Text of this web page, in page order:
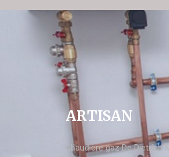
ARTISAN
chaudière gaz De Dietrich